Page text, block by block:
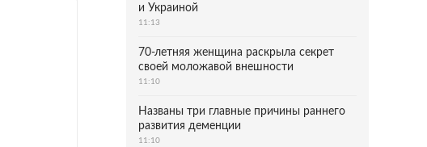
и Украиной
11:13
70-летняя женщина раскрыла секрет
своей моложавой внешности
11:10
Названы три главные причины раннего
развития деменции
11:10